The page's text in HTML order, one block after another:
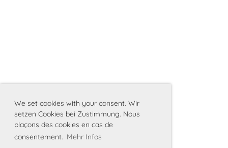
We set cookies with your consent. Wir
setzen Cookies bei Zustimmung. Nous
plaçons des cookies en cas de
consentement. Mehr Infos